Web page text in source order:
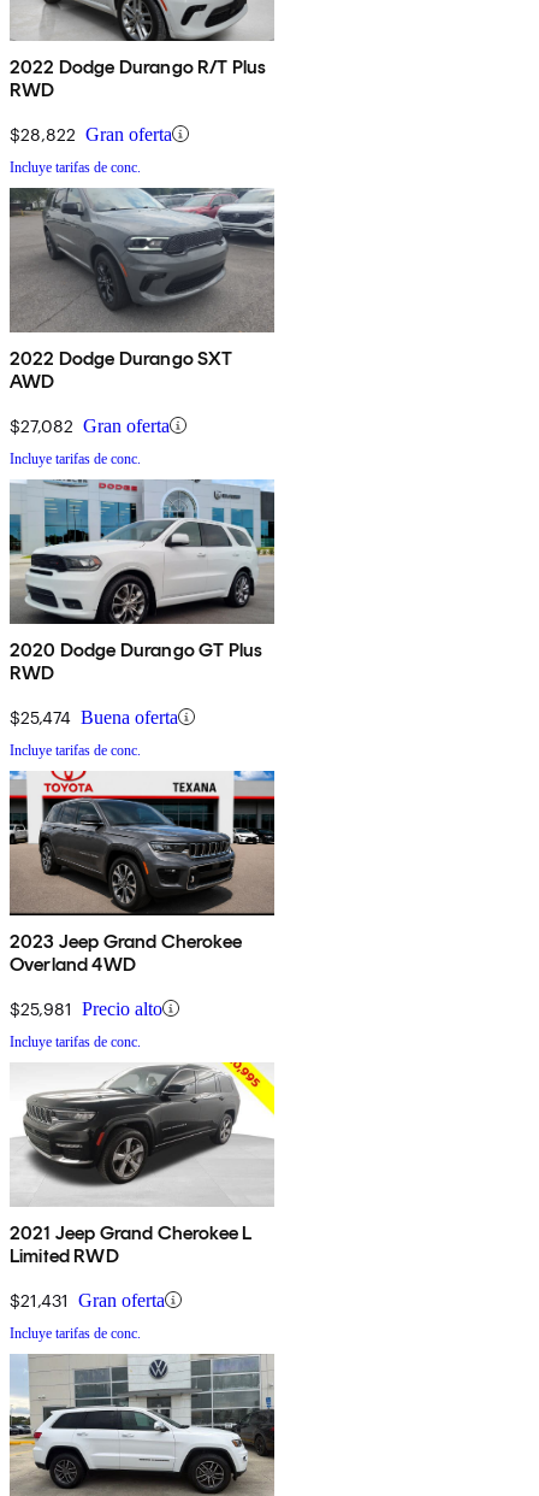
2022 Dodge Durango R/T Plus
RWD
$28,822 Gran oferta
Incluye tarifas de conc.
2022 Dodge Durango SXT
AWD
$27,082 Gran oferta
Incluye tarifas de conc.
2020 Dodge Durango GT Plus
RWD
$25,474 Buena oferta
Incluye tarifas de conc.
2023 Jeep Grand Cherokee
Overland 4WD
$25,981 Precio alto
Incluye tarifas de conc.
2021 Jeep Grand Cherokee L
Limited RWD
$21,431 Gran oferta
Incluye tarifas de conc.